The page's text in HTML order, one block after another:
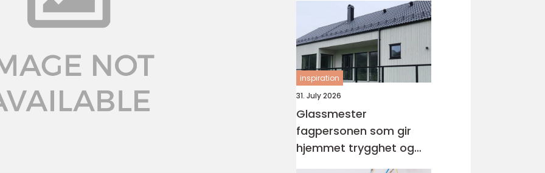
inspiration
31. July 2026
Glassmester
fagpersonen som gir
hjemmet trygghet og
lys